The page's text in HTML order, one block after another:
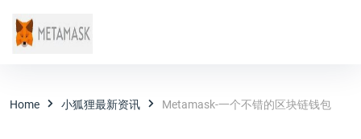
Home 小狐狸最新资讯 Metamask-一个不错的区块链钱包